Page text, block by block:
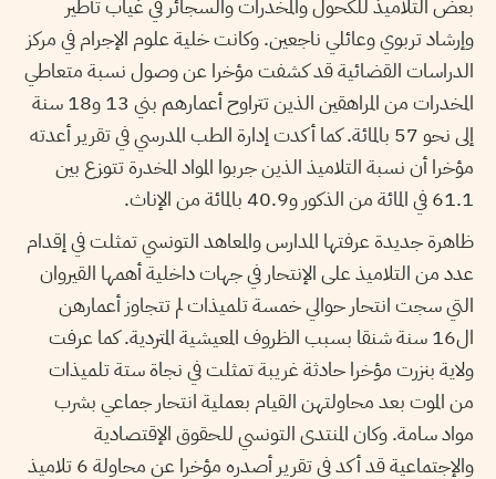
وإرشاد تربوي وعائلي ناجعين. وكانت خلية علوم الإجرام في مركز
الدراسات القضائية قد كشفت مؤخرا عن وصول نسبة متعاطي
المخدرات من المراهقين الذين تتراوح أعمارهم بني 13 و18 سنة
إلى نحو 57 بالمائة. كما أكدت إدارة الطب المدرسي في تقرير أعدته
مؤخرا أن نسبة التلاميذ الذين جربوا المواد المخدرة تتوزع بين
61.1 في المائة من الذكور و40.9 بالمائة من الإناث.
ظاهرة جديدة عرفتها المدارس والمعاهد التونسي تمثلت في إقدام
عدد من التلاميذ على الإنتحار في جهات داخلية أهمها القيروان
التي سجت انتحار حوالي خمسة تلميذات لم تتجاوز أعمارهن
ال16 سنة شنقا بسبب الظروف المعيشية المتردية. كما عرفت
ولاية بنزرت مؤخرا حادثة غريبة تمثلت في نجاة ستة تلميذات
من الموت بعد محاولتهن القيام بعملية انتحار جماعي بشرب
مواد سامة. وكان المنتدى التونسي للحقوق الإقتصادية
والإجتماعية قد أكد في تقرير أصدره مؤخرا عن محاولة 6 تلاميذ